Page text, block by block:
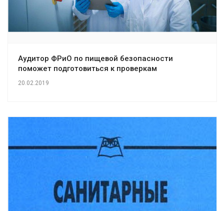
Аудитор ФРиО по пищевой безопасности
поможет подготовиться к проверкам
20.02.2019